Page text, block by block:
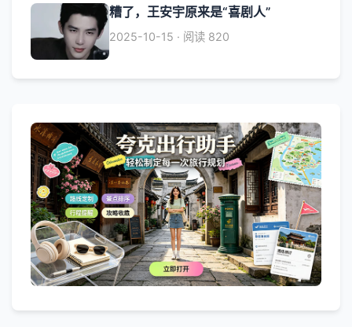
糟了，王安宇原来是“喜剧人”
2025-10-15 · 阅读 820